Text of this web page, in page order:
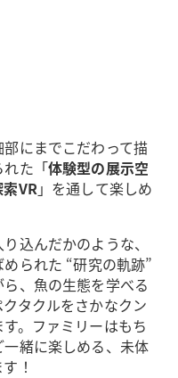
にまでこだわって描
れた「体験型の展示空
VR」を通して楽しめ
込んだかのような、
られた “研究の軌跡”
、魚の生態を学べる
タクルをさかなクン
。ファミリーはもち
緒に楽しめる、未体
！